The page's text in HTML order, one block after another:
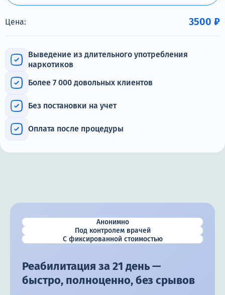
+7 (905) 483-87-88
Пермь, Луначарского, 87
Цена: 3500 ₽
Выведение из длительного употребления
наркотиков
Более 7 000 довольных клиентов
Без постановки на учет
Оплата после процедуры
Анонимно
Под контролем врачей
С фиксированной стоимостью
Реабилитация за 21 день —
быстро, полноценно, без срывов